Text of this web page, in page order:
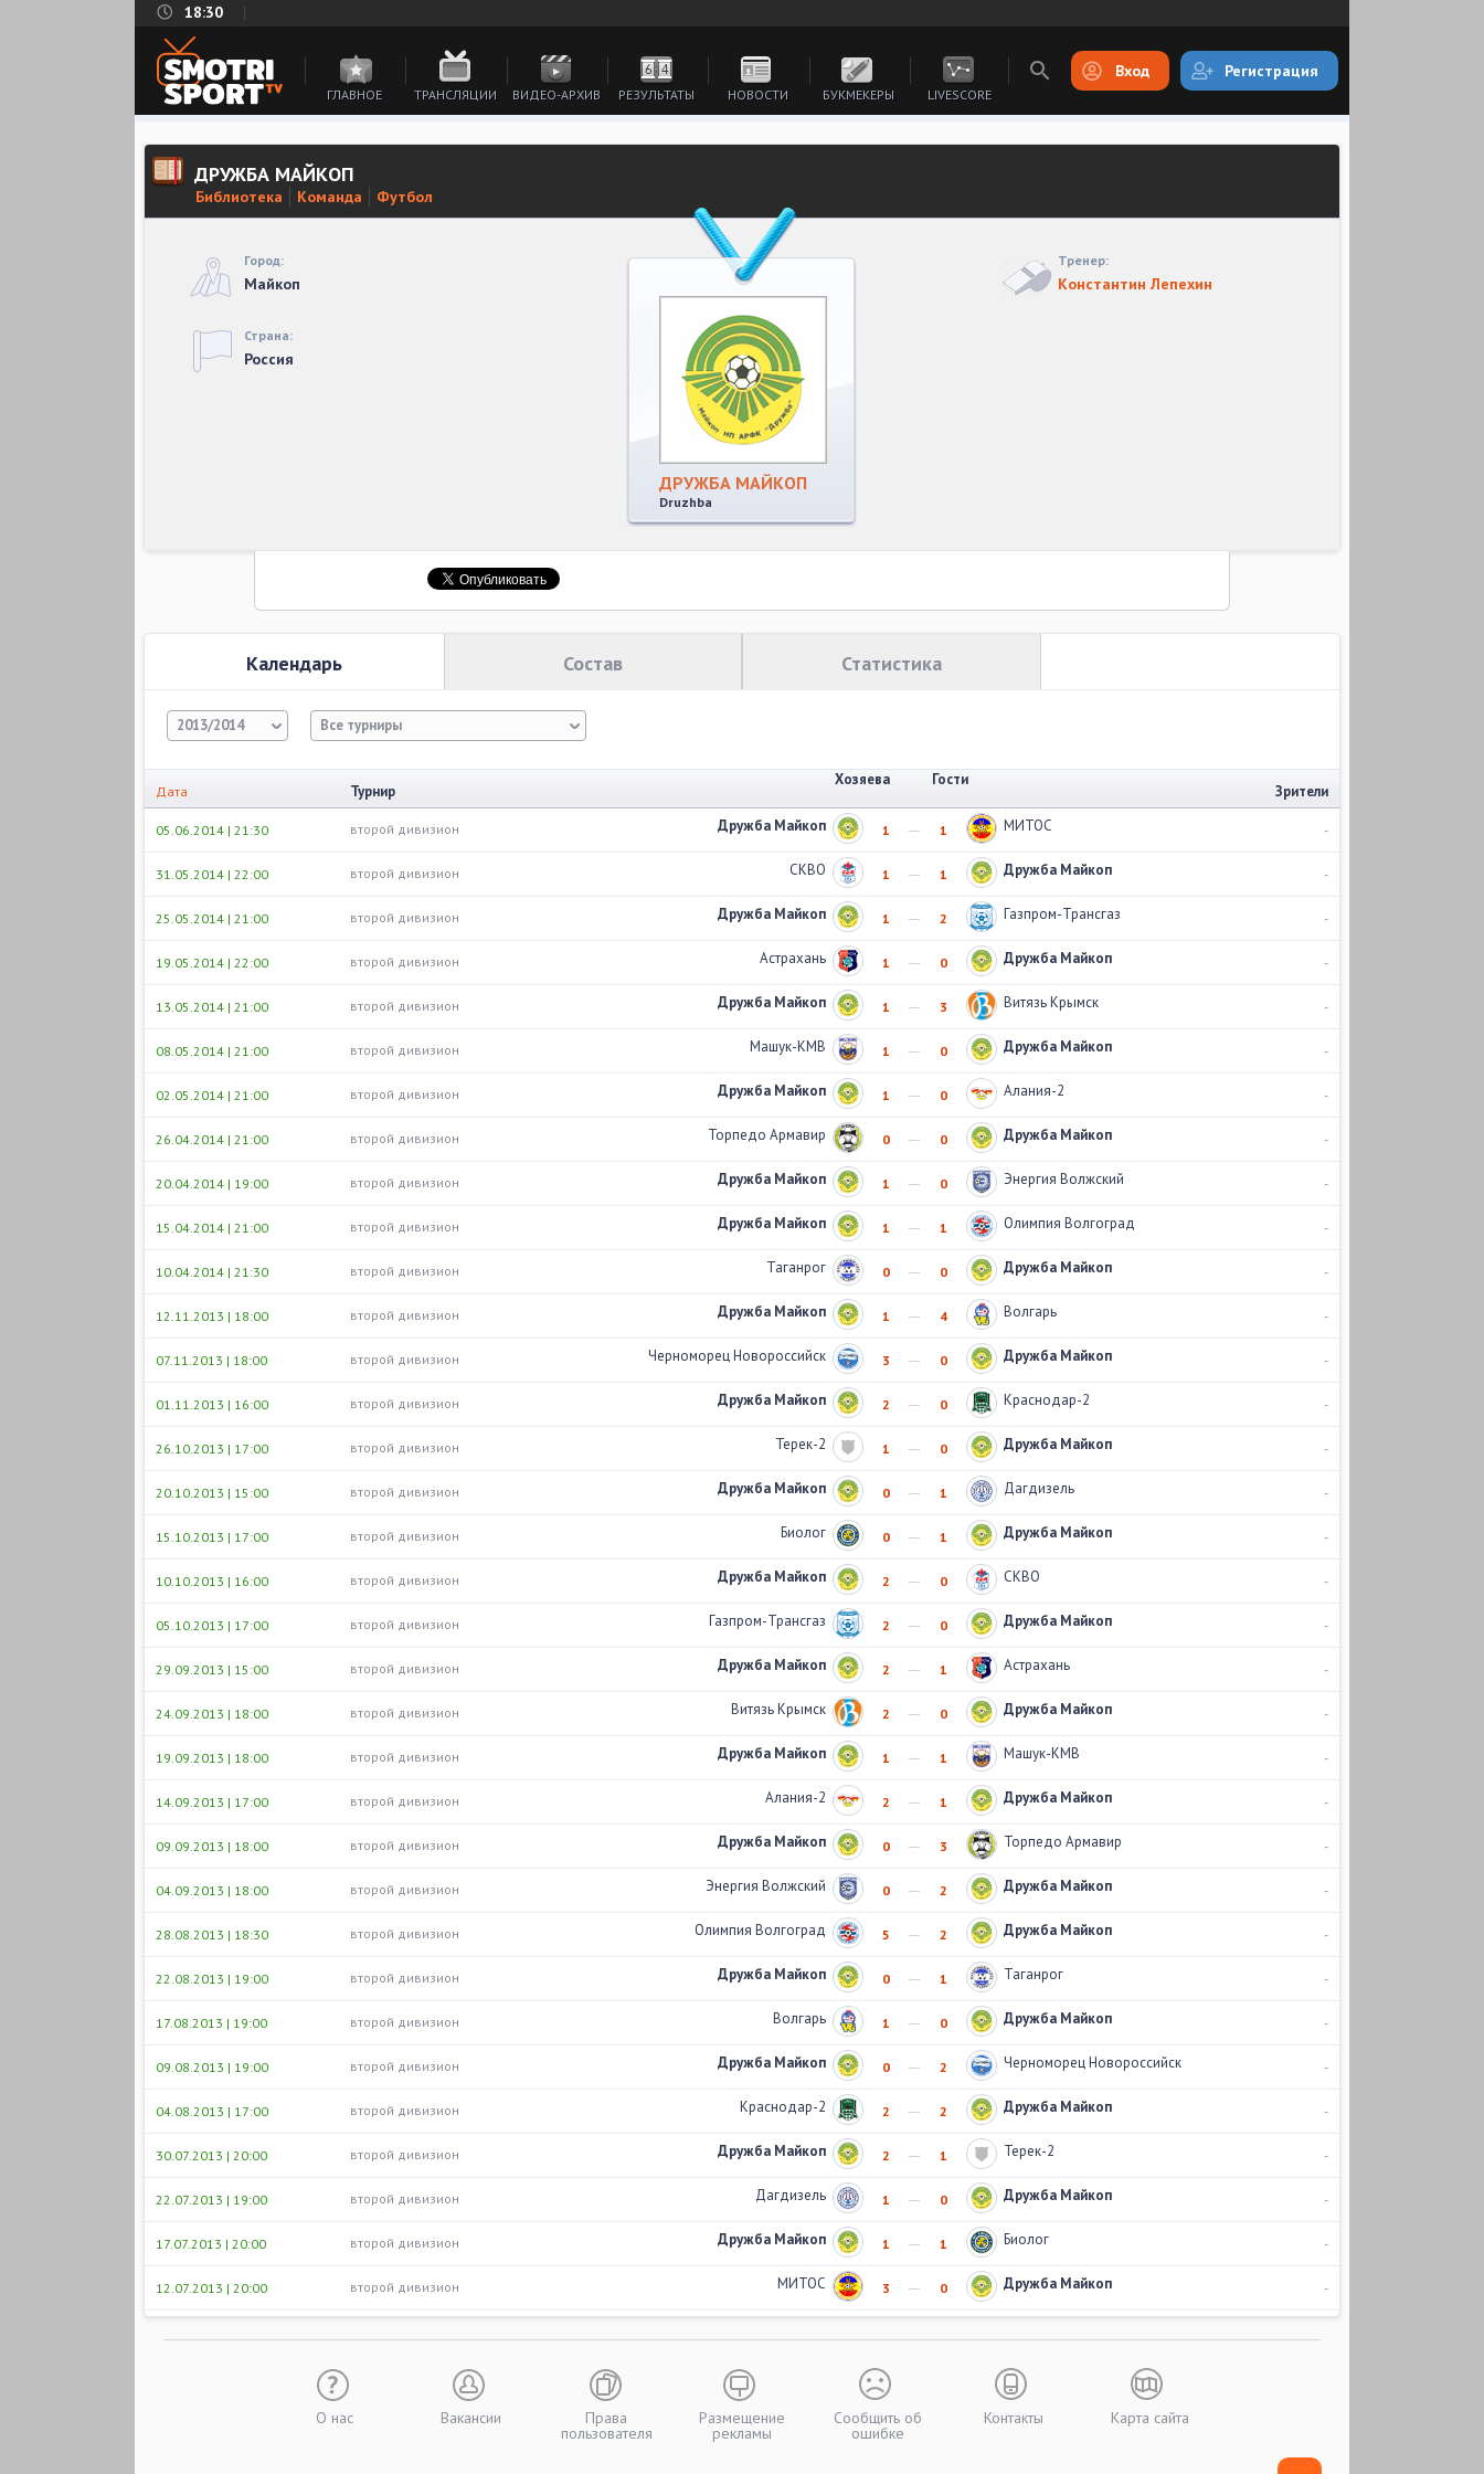
18:30
ГЛАВНОЕ ТРАНСЛЯЦИИ ВИДЕО-АРХИВ РЕЗУЛЬТАТЫ НОВОСТИ БУКМЕКЕРЫ LIVESCORE
Вход Регистрация
ДРУЖБА МАЙКОП
Библиотека Команда Футбол
Город:
Майкоп
Страна:
Россия
ДРУЖБА МАЙКОП
Druzhba
Тренер:
Константин Лепехин
Календарь Состав Статистика
2013/2014 Все турниры
Дата Турнир
Хозяева Гости
Зрители
05.06.2014 | 21:30 второй дивизион Дружба Майкоп 1 1 МИТОС -
31.05.2014 | 22:00 второй дивизион СКВО 1 1 Дружба Майкоп -
25.05.2014 | 21:00 второй дивизион Дружба Майкоп 1 2 Газпром-Трансгаз -
19.05.2014 | 22:00 второй дивизион Астрахань 1 0 Дружба Майкоп -
13.05.2014 | 21:00 второй дивизион Дружба Майкоп 1 3 Витязь Крымск -
08.05.2014 | 21:00 второй дивизион Машук-КМВ 1 0 Дружба Майкоп -
02.05.2014 | 21:00 второй дивизион Дружба Майкоп 1 0 Алания-2 -
26.04.2014 | 21:00 второй дивизион Торпедо Армавир 0 0 Дружба Майкоп -
20.04.2014 | 19:00 второй дивизион Дружба Майкоп 1 0 Энергия Волжский -
15.04.2014 | 21:00 второй дивизион Дружба Майкоп 1 1 Олимпия Волгоград -
10.04.2014 | 21:30 второй дивизион Таганрог 0 0 Дружба Майкоп -
12.11.2013 | 18:00 второй дивизион Дружба Майкоп 1 4 Волгарь -
07.11.2013 | 18:00 второй дивизион Черноморец Новороссийск 3 0 Дружба Майкоп -
01.11.2013 | 16:00 второй дивизион Дружба Майкоп 2 0 Краснодар-2 -
26.10.2013 | 17:00 второй дивизион Терек-2 1 0 Дружба Майкоп -
20.10.2013 | 15:00 второй дивизион Дружба Майкоп 0 1 Дагдизель -
15.10.2013 | 17:00 второй дивизион Биолог 0 1 Дружба Майкоп -
10.10.2013 | 16:00 второй дивизион Дружба Майкоп 2 0 СКВО -
05.10.2013 | 17:00 второй дивизион Газпром-Трансгаз 2 0 Дружба Майкоп -
29.09.2013 | 15:00 второй дивизион Дружба Майкоп 2 1 Астрахань -
24.09.2013 | 18:00 второй дивизион Витязь Крымск 2 0 Дружба Майкоп -
19.09.2013 | 18:00 второй дивизион Дружба Майкоп 1 1 Машук-КМВ -
14.09.2013 | 17:00 второй дивизион Алания-2 2 1 Дружба Майкоп -
09.09.2013 | 18:00 второй дивизион Дружба Майкоп 0 3 Торпедо Армавир -
04.09.2013 | 18:00 второй дивизион Энергия Волжский 0 2 Дружба Майкоп -
28.08.2013 | 18:30 второй дивизион Олимпия Волгоград 5 2 Дружба Майкоп -
22.08.2013 | 19:00 второй дивизион Дружба Майкоп 0 1 Таганрог -
17.08.2013 | 19:00 второй дивизион Волгарь 1 0 Дружба Майкоп -
09.08.2013 | 19:00 второй дивизион Дружба Майкоп 0 2 Черноморец Новороссийск -
04.08.2013 | 17:00 второй дивизион Краснодар-2 2 2 Дружба Майкоп -
30.07.2013 | 20:00 второй дивизион Дружба Майкоп 2 1 Терек-2 -
22.07.2013 | 19:00 второй дивизион Дагдизель 1 0 Дружба Майкоп -
17.07.2013 | 20:00 второй дивизион Дружба Майкоп 1 1 Биолог -
12.07.2013 | 20:00 второй дивизион МИТОС 3 0 Дружба Майкоп -
О нас Вакансии Права
пользователя
Размещение
рекламы
Сообщить об
ошибке
Контакты Карта сайта